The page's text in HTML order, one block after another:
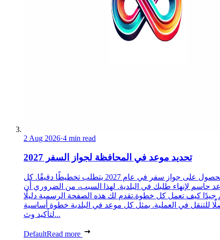
2 Aug 2026·4 min read
تحديد موعد في المحافظة لجواز السفر 2027
الحصول على جواز سفر في عام 2027 يتطلب تخطيطًا دقيقًا. كل
حاسم لإنهاء طلبك في البلدية. لهذا السبب، من الضروري أن
جيدًا كيف تعمل كل خطوة.تقدم لك هذه الصفحة الرسمية دليلًا
للتنقل في العملية. يمثل كل موعد في البلدية خطوة أساسية
لتأكيد وث...
DefaultRead more